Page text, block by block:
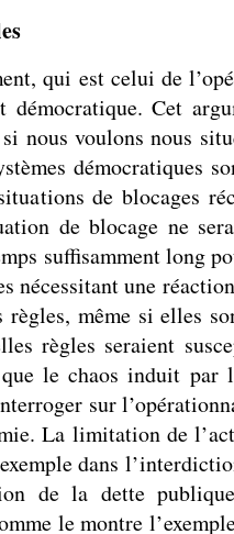
qui est celui de
démocratique. Cet
nous voulons nous
démocratiques
de blocages
de blocage ne
suffisamment long
nécessitant une
règles, même si elles
règles seraient
le chaos induit par
sur
La limitation de
dans
de la dette
le montre